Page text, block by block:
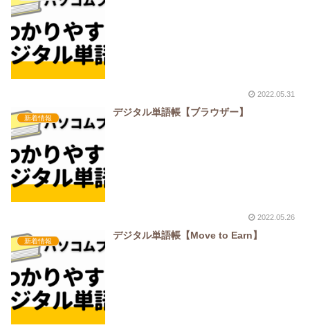
2022.05.31
新着情報
デジタル単語帳【ブラウザー】
2022.05.26
新着情報
デジタル単語帳【Move to Earn】